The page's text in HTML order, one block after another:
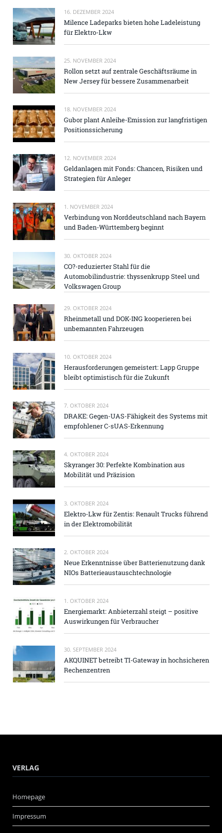
16. DEZEMBER 2024
Milence Ladeparks bieten hohe Ladeleistung
für Elektro-Lkw
25. NOVEMBER 2024
Rollon setzt auf zentrale Geschäftsräume in
New Jersey für bessere Zusammenarbeit
18. NOVEMBER 2024
Gubor plant Anleihe-Emission zur langfristigen
Positionssicherung
12. NOVEMBER 2024
Geldanlagen mit Fonds: Chancen, Risiken und
Strategien für Anleger
1. NOVEMBER 2024
Verbindung von Norddeutschland nach Bayern
und Baden-Württemberg beginnt
30. OKTOBER 2024
CO?-reduzierter Stahl für die
Automobilindustrie: thyssenkrupp Steel und
Volkswagen Group
29. OKTOBER 2024
Rheinmetall und DOK-ING kooperieren bei
unbemannten Fahrzeugen
10. OKTOBER 2024
Herausforderungen gemeistert: Lapp Gruppe
bleibt optimistisch für die Zukunft
7. OKTOBER 2024
DRAKE: Gegen-UAS-Fähigkeit des Systems mit
empfohlener C-sUAS-Erkennung
4. OKTOBER 2024
Skyranger 30: Perfekte Kombination aus
Mobilität und Präzision
3. OKTOBER 2024
Elektro-Lkw für Zentis: Renault Trucks führend
in der Elektromobilität
2. OKTOBER 2024
Neue Erkenntnisse über Batterienutzung dank
NIOs Batterieaustauschtechnologie
1. OKTOBER 2024
Energiemarkt: Anbieterzahl steigt – positive
Auswirkungen für Verbraucher
30. SEPTEMBER 2024
AKQUINET betreibt TI-Gateway in hochsicheren
Rechenzentren
VERLAG
Homepage
Impressum